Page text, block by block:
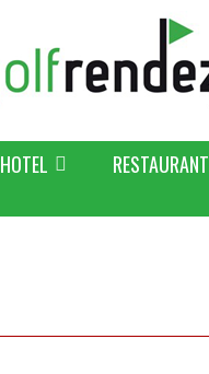
HOTEL RESTAURANT